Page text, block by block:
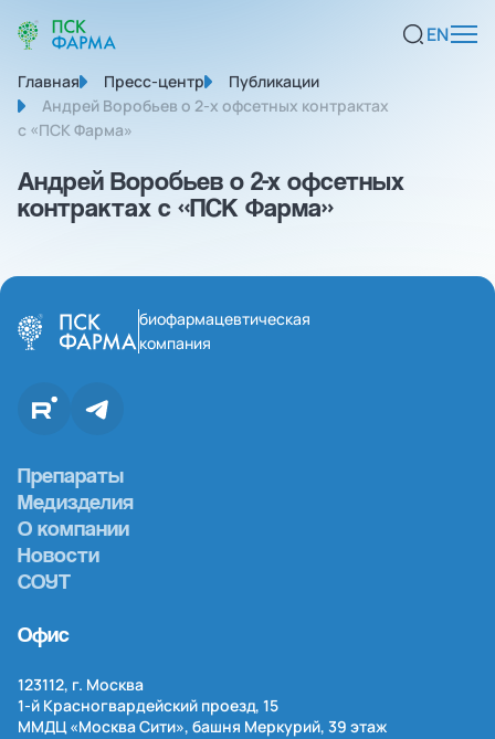
EN
Главная Пресс-центр
Публикации
Андрей Воробьев о 2-х офсетных контрактах
с «ПСК Фарма»
Андрей Воробьев о 2-х офсетных
контрактах с «ПСК Фарма»
биофармацевтическая
компания
Препараты
Медизделия
О компании
Новости
СОУТ
Офис
123112, г. Москва
1-й Красногвардейский проезд, 15
ММДЦ «Москва Сити», башня Меркурий, 39 этаж